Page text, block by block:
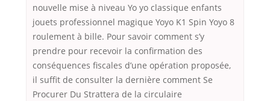
nouvelle mise à niveau Yo yo classique enfants
jouets professionnel magique Yoyo K1 Spin Yoyo 8
roulement à bille. Pour savoir comment s’y
prendre pour recevoir la confirmation des
conséquences fiscales d’une opération proposée,
il suffit de consulter la dernière comment Se
Procurer Du Strattera de la circulaire